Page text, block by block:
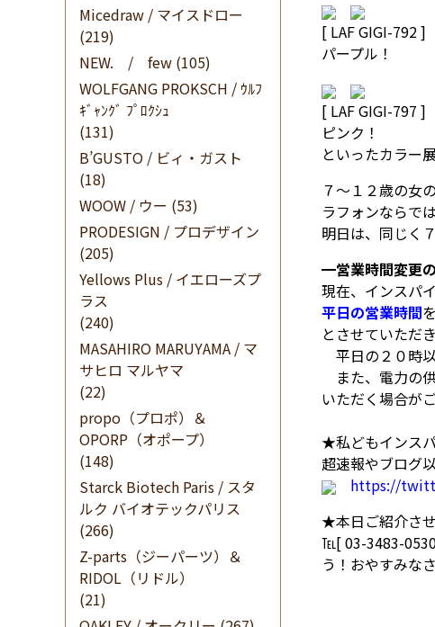
Micedraw / マイスドロー
(219)
NEW. / few (105)
WOLFGANG PROKSCH / ｳﾙﾌ
ｷﾞｬﾝｸﾞ ﾌﾟﾛｸｼｭ
(131)
B’GUSTO / ビィ・ガスト
(18)
WOOW / ウー (53)
PRODESIGN / プロデザイン
(205)
Yellows Plus / イエローズプ
ラス
(240)
MASAHIRO MARUYAMA / マ
サヒロ マルヤマ
(22)
propo（プロポ）＆
OPORP（オポープ）
(148)
Starck Biotech Paris / スタ
ルク バイオテックパリス
(266)
Z-parts（ジーパーツ）＆
RIDOL（リドル）
(21)
[ LAF GIGI-792 ]
パープル！
[ LAF GIGI-797 ]
ピンク！
といったカラー
７～１２歳の女
ラフォンならで
明日は、同じく
━営業時間変更
現在、インスパ
平日の営業時間を
とさせていただき
平日の２０時
また、電力の
いただく場合が
★私どもインス
超速報やブログ
https://
★本日ご紹介さ
℡[ 03-3483-
う！おやすみな